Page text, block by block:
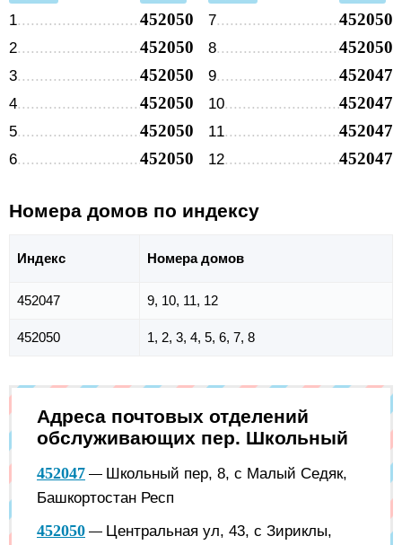
1 452050
2 452050
3 452050
4 452050
5 452050
6 452050
7 452050
8 452050
9 452047
10 452047
11 452047
12 452047
Номера домов по индексу
Индекс Номера домов
452047 9, 10, 11, 12
452050 1, 2, 3, 4, 5, 6, 7, 8
Адреса почтовых отделений
обслуживающих пер. Школьный
452047 — Школьный пер, 8, с Малый Седяк,
Башкортостан Респ
452050 — Центральная ул, 43, с Зириклы,